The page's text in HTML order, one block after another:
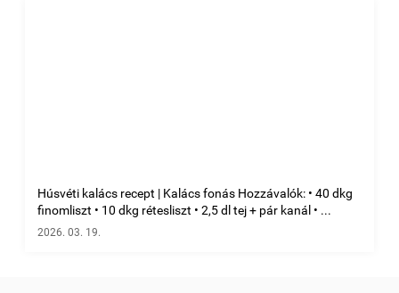
Húsvéti kalács recept | Kalács fonás Hozzávalók: • 40 dkg
finomliszt • 10 dkg rétesliszt • 2,5 dl tej + pár kanál • ...
2026. 03. 19.